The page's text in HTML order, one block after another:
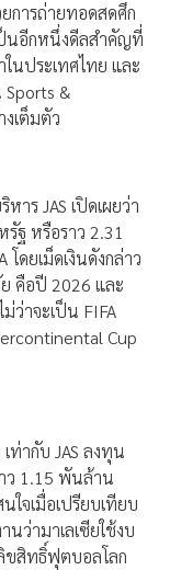
การถ่ายทอดสดศึก
นอีกหนึ่งดีลสำคัญที่
นประเทศไทย และ
Sports &
เต็มตัว
าร JAS เปิดเผยว่า
ฐ หรือราว 2.31
ดยเม็ดเงินดังกล่าว
คือปี 2026 และ
ว่าจะเป็น FIFA
Cup
ท่ากับ JAS ลงทุน
ว 1.15 พันล้าน
จเมื่อเปรียบเทียบ
ว่ามาเลเซียใช้งบ
ขสิทธิ์ฟุตบอลโลก